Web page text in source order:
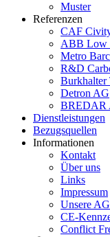
Muster
Referenzen
CAF
ABB Low
Metro
R&D
Burkhalter
Detron AG
BREDAR
Dienstleistungen
Bezugsquellen
Informationen
Kontakt
Über uns
Links
Impressum
Unsere
CE-
Conflict